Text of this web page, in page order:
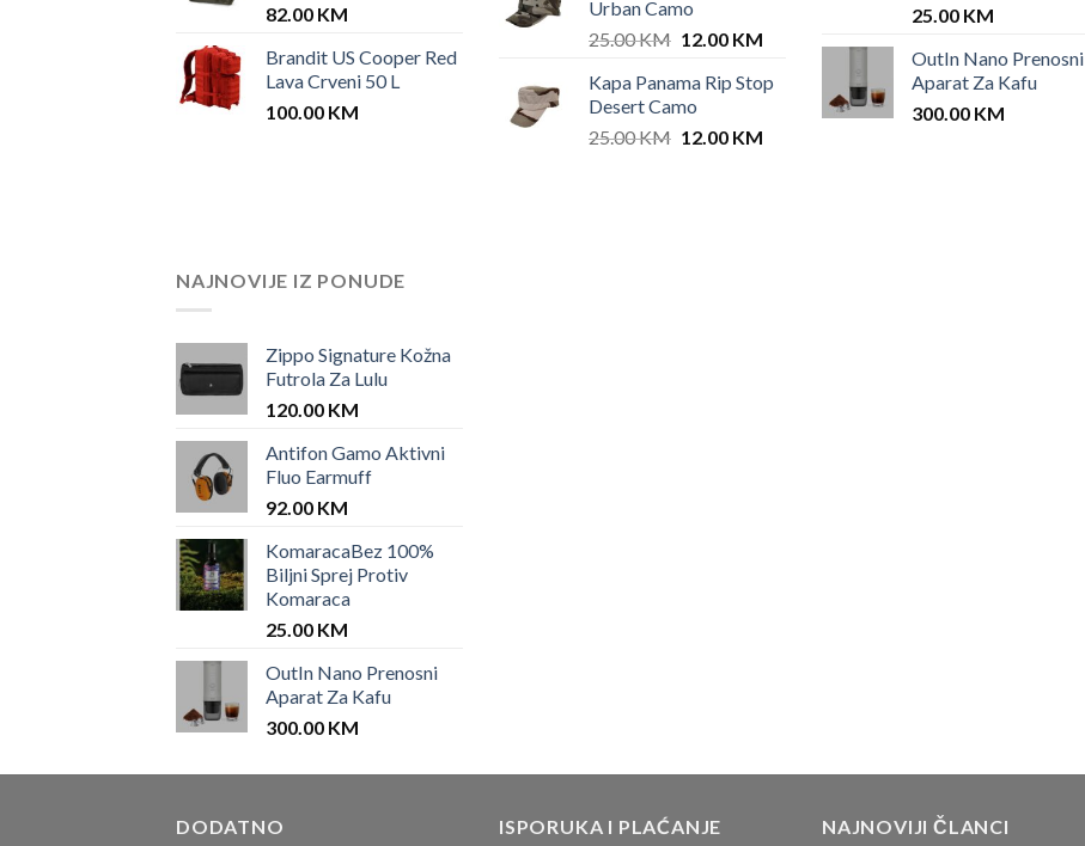
82.00 KM
Brandit US Cooper Red
Lava Crveni 50 L
100.00 KM
Urban Camo
25.00KM Original
was:
25.00 KM.
12.00 KMCurrent
is:
12.00 KM.
Kapa Panama Rip Stop
Desert Camo
25.00KM Original
12.00 KMCurrent
25.00 KM
OutIn Nano Prenosni
Aparat Za Kafu
300.00 KM
NAJNOVIJE IZ PONUDE
Zippo Signature Kožna
Futrola Za Lulu
120.00 KM
Antifon Gamo Aktivni
Fluo Earmuff
92.00 KM
KomaracaBez 100%
Biljni Sprej Protiv
Komaraca
25.00 KM
OutIn Nano Prenosni
Aparat Za Kafu
300.00 KM
DODATNO ISPORUKA I PLAĆANJE NAJNOVIJI ČLANCI